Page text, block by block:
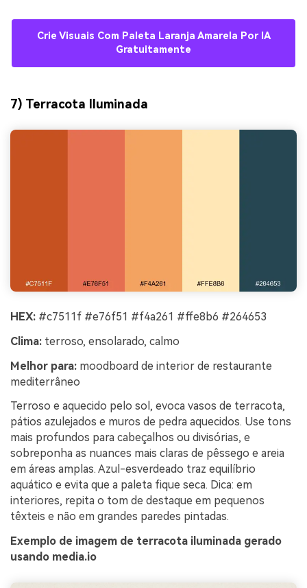
Crie Visuais Com Paleta Laranja Amarela Por IA
Gratuitamente
7) Terracota Iluminada
HEX: #c7511f #e76f51 #f4a261 #ffe8b6 #264653
Clima: terroso, ensolarado, calmo
Melhor para: moodboard de interior de restaurante
mediterrâneo
Terroso e aquecido pelo sol, evoca vasos de terracota,
pátios azulejados e muros de pedra aquecidos. Use tons
mais profundos para cabeçalhos ou divisórias, e
sobreponha as nuances mais claras de pêssego e areia
em áreas amplas. Azul-esverdeado traz equilíbrio
aquático e evita que a paleta fique seca. Dica: em
interiores, repita o tom de destaque em pequenos
têxteis e não em grandes paredes pintadas.
Exemplo de imagem de terracota iluminada gerado
usando media.io